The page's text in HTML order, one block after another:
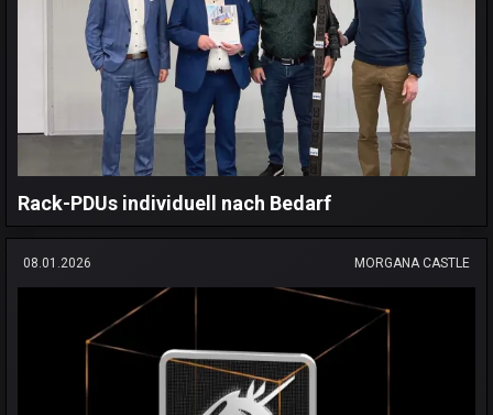
Rack-PDUs individuell nach Bedarf
08.01.2026 MORGANA CASTLE